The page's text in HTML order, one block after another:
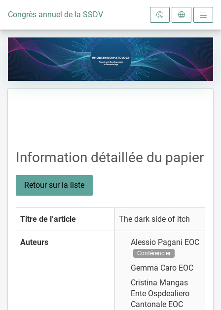
Vers la page d'accueil
Congrès annuel de la SSDV 2024
Information détaillée du papier
Retour sur la liste
Titre de l’article The dark side of itch
Auteurs Alessio Pagani EOC
Conférencier
Gemma Caro EOC
Cristina Mangas
Ente Ospdealiero
Cantonale EOC